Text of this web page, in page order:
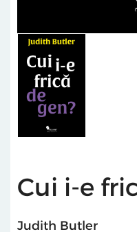
Cui i-e
Judith Butler